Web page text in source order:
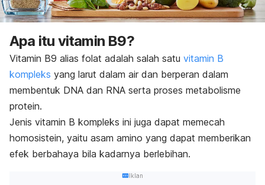
Apa itu vitamin B9?
Vitamin B9 alias folat adalah salah satu vitamin B
kompleks yang larut dalam air dan berperan dalam
membentuk DNA dan RNA serta proses metabolisme
protein.
Jenis vitamin B kompleks ini juga dapat memecah
homosistein, yaitu asam amino yang dapat memberikan
efek berbahaya bila kadarnya berlebihan.
Iklan